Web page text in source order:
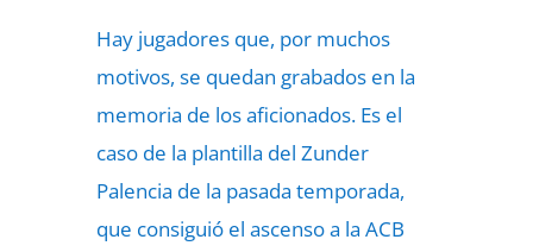
Hay jugadores que, por muchos
motivos, se quedan grabados en la
memoria de los aficionados. Es el
caso de la plantilla del Zunder
Palencia de la pasada temporada,
que consiguió el ascenso a la ACB